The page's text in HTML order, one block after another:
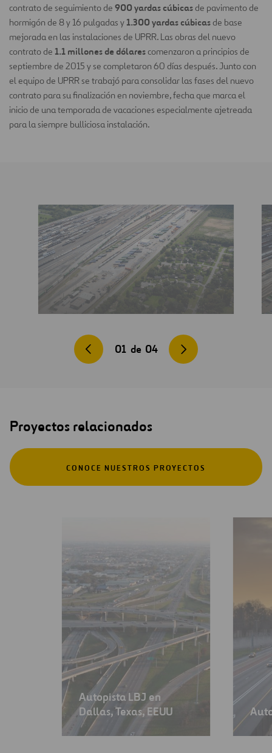
contrato de seguimiento de 900 yardas cúbicasde pavimento de
hormigón de 8 y 16 pulgadas y 1.300 yardas cúbicasde base
mejorada en las instalaciones de UPRR. Las obras del nuevo
contrato de 1.1 millones de dólarescomenzaron a principios de
septiembre de 2015 y se completaron 60 días después. Junto con
el equipo de UPRR se trabajó para consolidar las fases del nuevo
contrato para su finalización en noviembre, fecha que marca el
inicio de una temporada de vacaciones especialmente ajetreada
para la siempre bulliciosa instalación.
01 de 04
Proyectos relacionados
CONOCE NUESTROS PROYECTOS
Autopista LBJ en
Dallas, Texas, EEUU